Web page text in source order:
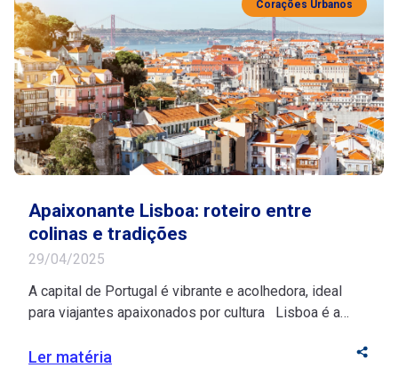
Corações Urbanos
Apaixonante Lisboa: roteiro entre
colinas e tradições
29/04/2025
A capital de Portugal é vibrante e acolhedora, ideal
para viajantes apaixonados por cultura Lisboa é a
extensas, repletas de prédios históricos, conectam
Ler matéria